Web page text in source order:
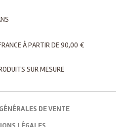
À PARTIR DE 90,00 €
SUR MESURE
DE VENTE